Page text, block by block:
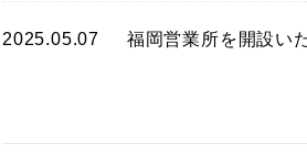
2025.05.07 福岡営業所を開設い